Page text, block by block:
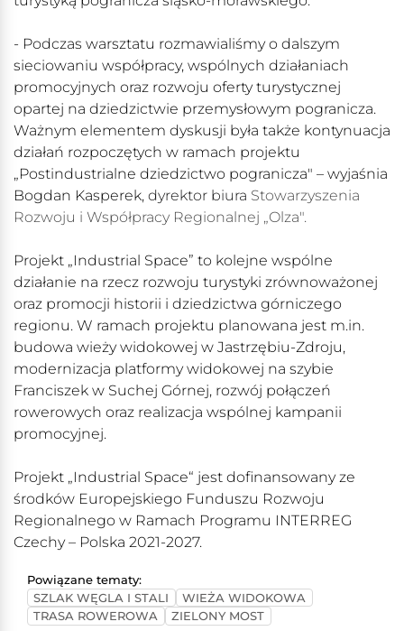
- Podczas warsztatu rozmawialiśmy o dalszym
sieciowaniu współpracy, wspólnych działaniach
promocyjnych oraz rozwoju oferty turystycznej
opartej na dziedzictwie przemysłowym pogranicza.
Ważnym elementem dyskusji była także kontynuacja
działań rozpoczętych w ramach projektu
„Postindustrialne dziedzictwo pogranicza" – wyjaśnia
Bogdan Kasperek, dyrektor biura Stowarzyszenia
Rozwoju i Współpracy Regionalnej „Olza".
Projekt „Industrial Space” to kolejne wspólne
działanie na rzecz rozwoju turystyki zrównoważonej
oraz promocji historii i dziedzictwa górniczego
regionu. W ramach projektu planowana jest m.in.
budowa wieży widokowej w Jastrzębiu-Zdroju,
modernizacja platformy widokowej na szybie
Franciszek w Suchej Górnej, rozwój połączeń
rowerowych oraz realizacja wspólnej kampanii
promocyjnej.
Projekt „Industrial Space“ jest dofinansowany ze
środków Europejskiego Funduszu Rozwoju
Regionalnego w Ramach Programu INTERREG
Czechy – Polska 2021-2027.
Powiązane tematy:
SZLAK WĘGLA I STALI
WIEŻA WIDOKOWA
TRASA ROWEROWA
ZIELONY MOST